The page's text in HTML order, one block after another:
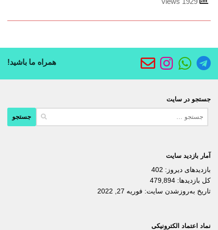
همراه ما باشید!
جستجو در سایت
آمار بازدید سایت
بازدیدهای دیروز: 402
کل بازدیدها: 479,894
تاریخ به‌روزشدن سایت: فوریه 27, 2022
نماد اعتماد الکترونیکی